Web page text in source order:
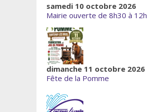
samedi 10 octobre 2026
Mairie ouverte de 8h30 à 12h
dimanche 11 octobre 2026
Fête de la Pomme